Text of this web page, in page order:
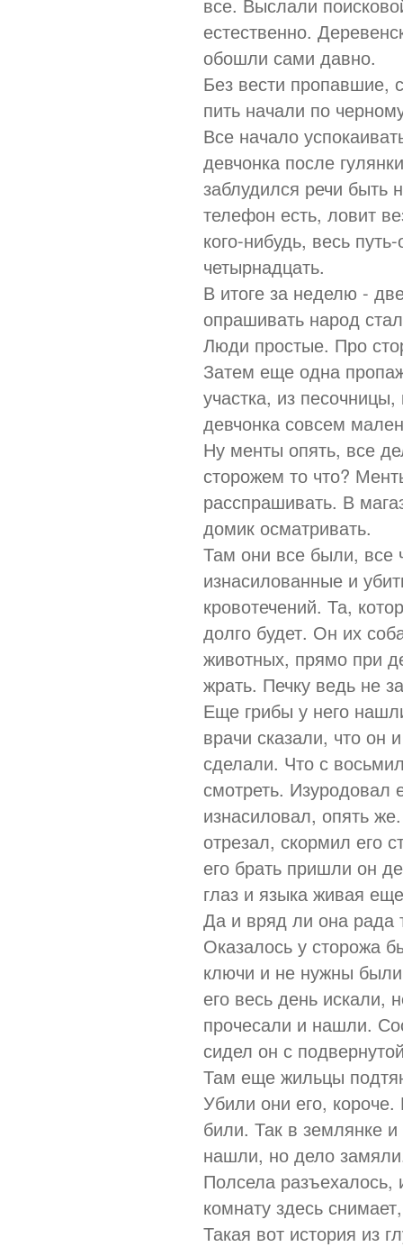
естественно.
обошли сами давно.
Без вести пропавшие,
пить начали по
Все начало
девчонка после
заблудился речи быть
телефон есть, ловит
кого-нибудь, весь
четырнадцать.
В итоге за неделю -
опрашивать народ
Люди простые. Про
Затем еще одна
участка, из
девчонка совсем
Ну менты опять, все
сторожем то что?
расспрашивать. В
домик осматривать.
Там они все были, все
изнасилованные и
кровотечений. Та,
долго будет. Он их
животных, прямо при
жрать. Печку ведь не
Еще грибы у него
врачи сказали, что он
сделали. Что с
смотреть. Изуродовал
изнасиловал, опять
отрезал, скормил его
его брать пришли он
глаз и языка живая
Да и вряд ли она рада
Оказалось у сторожа
ключи и не нужны
его весь день искали,
прочесали и нашли.
сидел он с
Там еще жильцы
Убили они его,
били. Так в землянке
нашли, но дело
Полсела разъехалось,
комнату здесь
Такая вот история из